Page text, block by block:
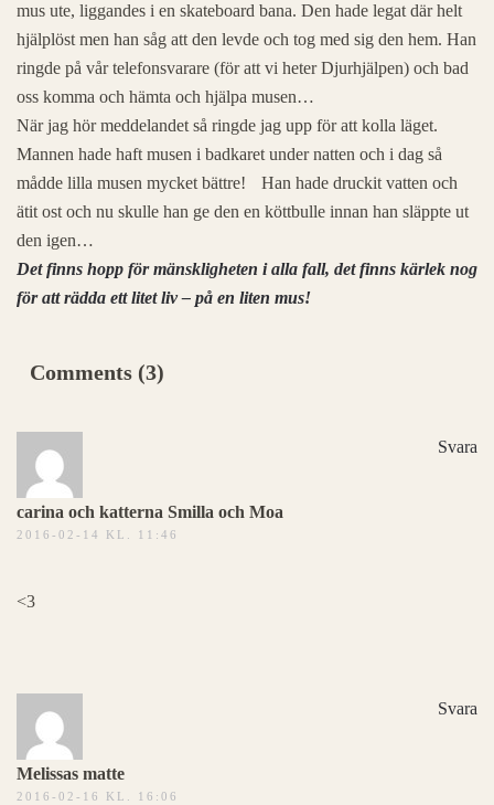
mus ute, liggandes i en skateboard bana. Den hade legat där helt
hjälplöst men han såg att den levde och tog med sig den hem. Han
ringde på vår telefonsvarare (för att vi heter Djurhjälpen) och bad
oss komma och hämta och hjälpa musen…
När jag hör meddelandet så ringde jag upp för att kolla läget.
Mannen hade haft musen i badkaret under natten och i dag så
mådde lilla musen mycket bättre!
Han hade druckit vatten och
ätit ost och nu skulle han ge den en köttbulle innan han släppte ut
den igen…
Det finns hopp för mänskligheten i alla fall, det finns kärlek nog
för att rädda ett litet liv – på en liten mus!
Comments (3)
carina och katterna Smilla och Moa
2016-02-14 KL. 11:46
Svara
<3
Melissas matte
2016-02-16 KL. 16:06
Svara